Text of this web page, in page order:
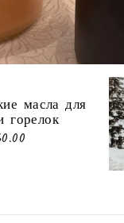
масла для
горелок
₪